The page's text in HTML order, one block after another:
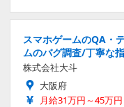
スマホゲームのQA・
ムのバグ調査/丁寧な
株式会社大斗
大阪府
月給31万円～45万円